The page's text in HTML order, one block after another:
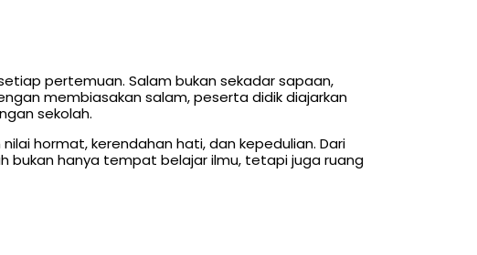
pertemuan. Salam bukan sekadar sapaan,
membiasakan salam, peserta didik diajarkan
sekolah.
hormat, kerendahan hati, dan kepedulian. Dari
bukan hanya tempat belajar ilmu, tetapi juga ruang